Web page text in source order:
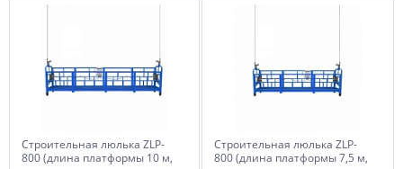
Строительная люлька ZLP-
800 (длина платформы 10 м,
Строительная люлька ZLP-
800 (длина платформы 7,5 м,